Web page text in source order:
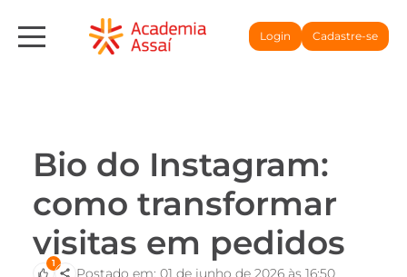
Login Cadastre-se
Bio do Instagram:
como transformar
visitas em pedidos
1
Postado em: 01 de junho de 2026 às 16:50